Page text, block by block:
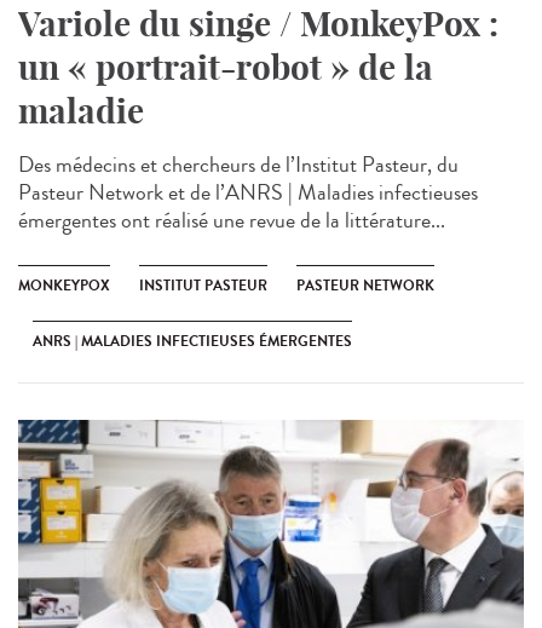
Variole du singe / MonkeyPox :
un « portrait-robot » de la
maladie
Des médecins et chercheurs de l’Institut Pasteur, du
Pasteur Network et de l’ANRS | Maladies infectieuses
émergentes ont réalisé une revue de la littérature...
MONKEYPOX INSTITUT PASTEUR PASTEUR NETWORK
ANRS | MALADIES INFECTIEUSES ÉMERGENTES